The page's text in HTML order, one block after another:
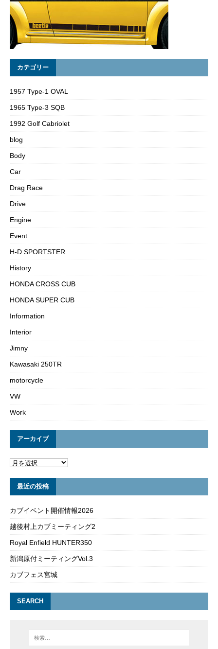
カテゴリー
1957 Type-1 OVAL
1965 Type-3 SQB
1992 Golf Cabriolet
blog
Body
Car
Drag Race
Drive
Engine
Event
H-D SPORTSTER
History
HONDA CROSS CUB
HONDA SUPER CUB
Information
Interior
Jimny
Kawasaki 250TR
motorcycle
VW
Work
アーカイブ
最近の投稿
カブイベント開催情報2026
越後村上カブミーティング2
Royal Enfield HUNTER350
新潟原付ミーティングVol.3
カブフェス宮城
SEARCH